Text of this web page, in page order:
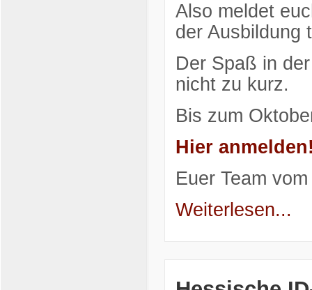
Also meldet
der Ausbildung
Der Spaß in
nicht zu kurz.
Bis zum
Hier
Euer Team
Weiterlesen...